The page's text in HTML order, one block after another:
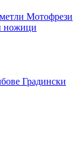
Мотофрези
ножици
Градински